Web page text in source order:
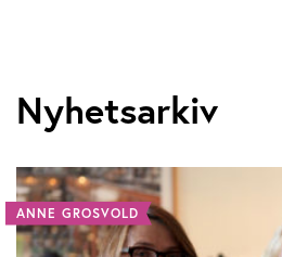
Nyhetsarkiv
ANNE GROSVOLD